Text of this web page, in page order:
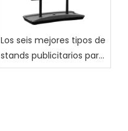
Los seis mejores tipos de
stands publicitarios para
ferias comerciales